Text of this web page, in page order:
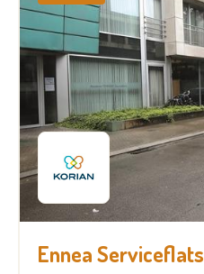
Ennea Serviceflats